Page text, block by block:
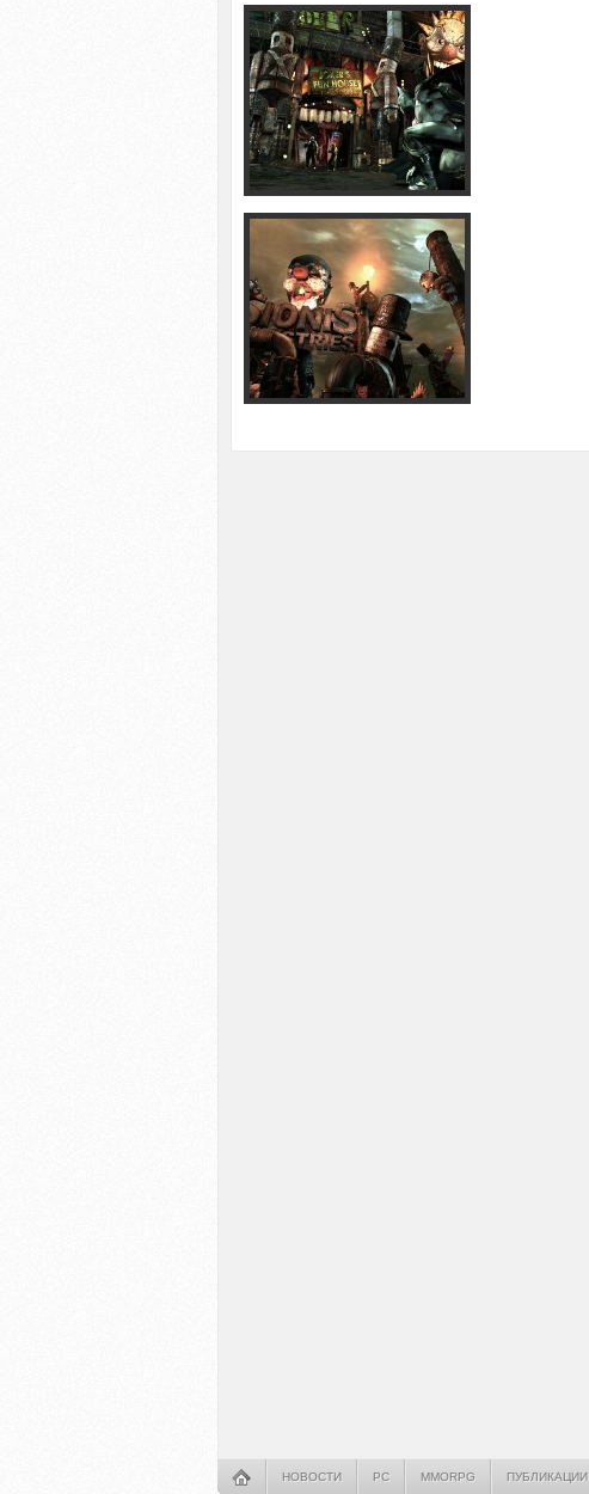
НОВОСТИ PC MMORPG ПУБЛИКАЦИИ